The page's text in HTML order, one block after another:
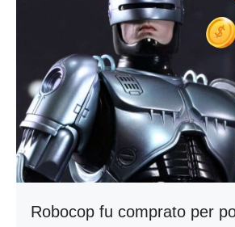
Robocop fu comprato per